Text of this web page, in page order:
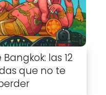
las 12
que no te